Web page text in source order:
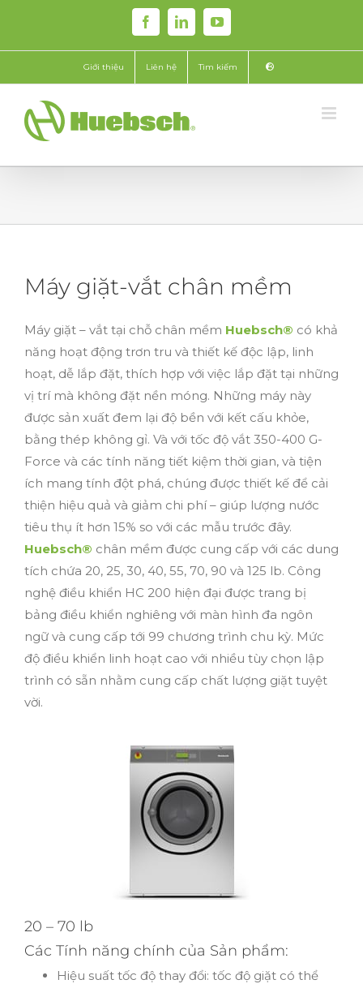
content
FacebookLinkedInYouTube
Giới thiệu Liên hệ Tìm kiếm
Máy giặt-vắt chân mềm
Máy giặt – vắt tại chỗ chân mềm Huebsch® có khả
năng hoạt động trơn tru và thiết kế độc lập, linh
hoạt, dễ lắp đặt, thích hợp với việc lắp đặt tại những
vị trí mà không đặt nền móng. Những máy này
được sản xuất đem lại độ bền với kết cấu khỏe,
bằng thép không gỉ. Và với tốc độ vắt 350-400 G-
Force và các tính năng tiết kiệm thời gian, và tiện
ích mang tính đột phá, chúng được thiết kế để cải
thiện hiệu quả và giảm chi phí – giúp lượng nước
tiêu thụ ít hơn 15% so với các mẫu trước đây.
Huebsch® chân mềm được cung cấp với các dung
tích chứa 20, 25, 30, 40, 55, 70, 90 và 125 lb. Công
nghệ điều khiển HC 200 hiện đại được trang bị
bảng điều khiển nghiêng với màn hình đa ngôn
ngữ và cung cấp tới 99 chương trình chu kỳ. Mức
độ điều khiển linh hoạt cao với nhiều tùy chọn lập
trình có sẵn nhằm cung cấp chất lượng giặt tuyệt
vời.
20 – 70 lb
Các Tính năng chính của Sản phẩm:
Hiệu suất tốc độ thay đổi: tốc độ giặt có thể